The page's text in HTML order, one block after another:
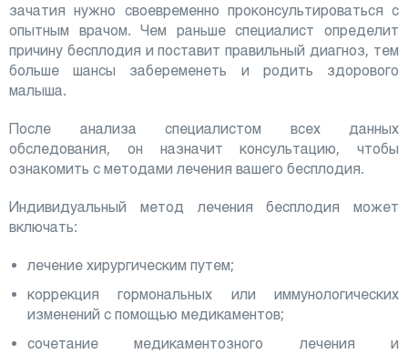
зачатия нужно своевременно проконсультироваться с
опытным врачом. Чем раньше специалист определит
причину бесплодия и поставит правильный диагноз, тем
больше шансы забеременеть и родить здорового
малыша.
После анализа специалистом всех данных
обследования, он назначит консультацию, чтобы
ознакомить с методами лечения вашего бесплодия.
Индивидуальный метод лечения бесплодия может
включать:
лечение хирургическим путем;
коррекция гормональных или иммунологических
изменений с помощью медикаментов;
сочетание медикаментозного лечения и